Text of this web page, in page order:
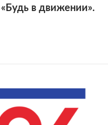
в движении».
этапа